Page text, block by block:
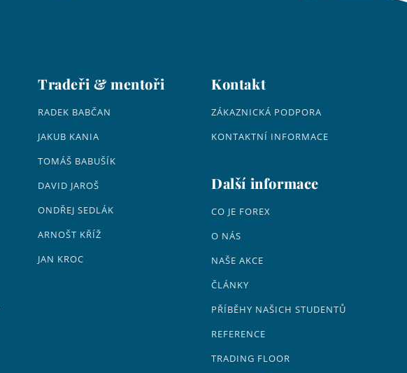
Tradeři & mentoři
RADEK BABČAN
JAKUB KANIA
TOMÁŠ BABUŠÍK
DAVID JAROŠ
ONDŘEJ SEDLÁK
ARNOŠT KŘÍŽ
JAN KROC
Kontakt
ZÁKAZNICKÁ PODPORA
KONTAKTNÍ INFORMACE
Další informace
CO JE FOREX
O NÁS
NAŠE AKCE
ČLÁNKY
PŘÍBĚHY NAŠICH STUDENTŮ
REFERENCE
TRADING FLOOR